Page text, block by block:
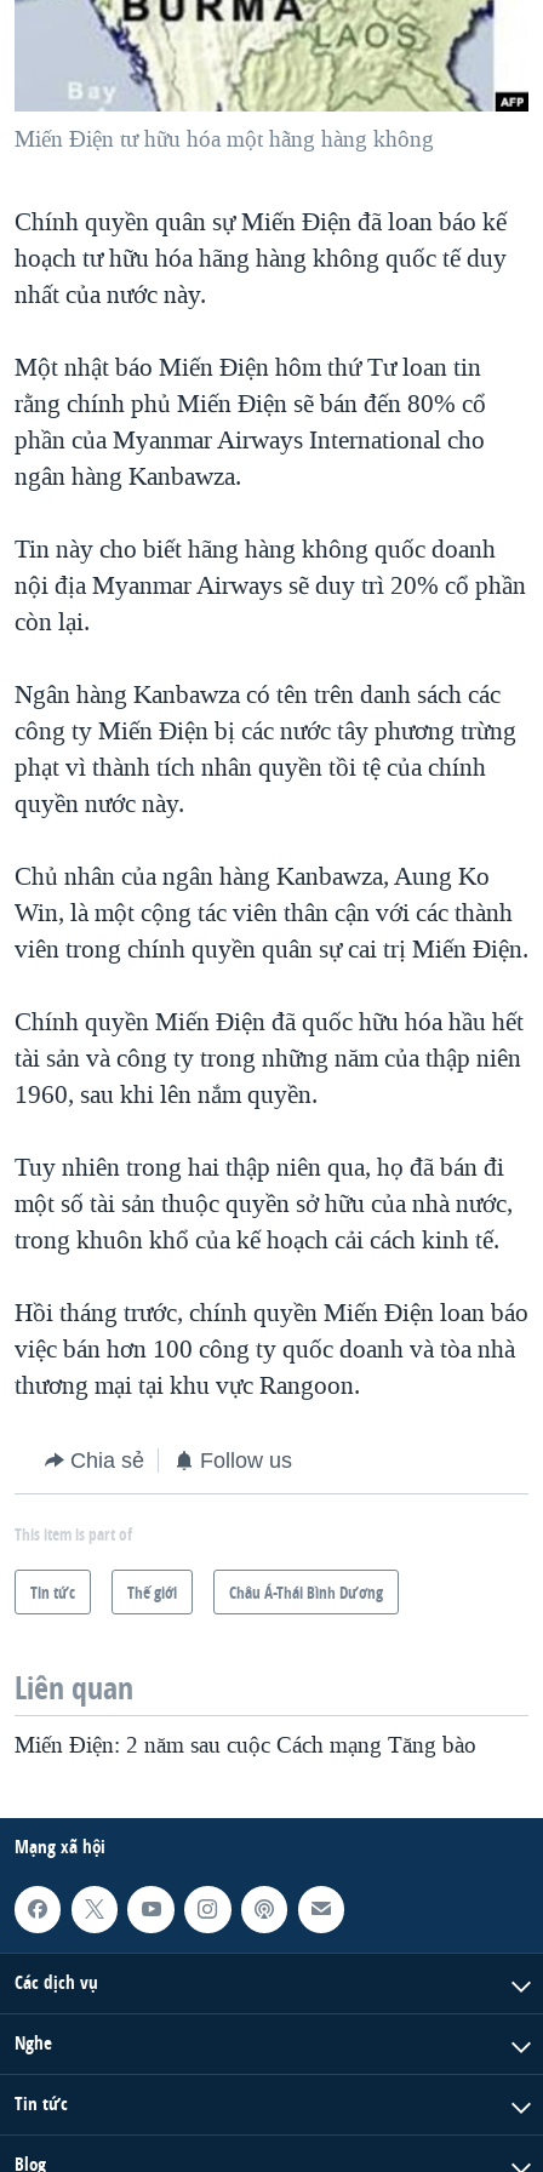
NGƯỜI VIỆT HẢI NGOẠI
ĐỜI SỐNG
KINH TẾ
KHOA HỌC
THỂ THAO
HÀNH TRÌNH BẦU CỬ 2024
MỘT NĂM CHIẾN TRANH TẠI DẢI GAZA
GIẢI MÃ VÀNH ĐAI & CON ĐƯỜNG
TRỊNH VĨNH BÌNH - NGƯỜI HẠ 'BÊN THẮNG CUỘC'
GROUND ZERO – XƯA VÀ NAY
CHI PHÍ CHIẾN TRANH AFGHANISTAN
CÁC GIÁ TRỊ CỘNG HÒA Ở VIỆT NAM
THƯỢNG ĐỈNH TRUMP-KIM TẠI VIỆT NAM
TRỊNH VĨNH BÌNH VS. CHÍNH PHỦ VIỆT NAM
NGƯ DÂN VIỆT VÀ LÀN SÓNG TRỘM HẢI SÂM
QUAN HỆ VIỆT MỸ
MẠNG XÃ HỘI
Ngôn ngữ khác
Miến Điện tư hữu hóa một hãng hàng không
Chính quyền quân sự Miến Điện đã loan báo kế
hoạch tư hữu hóa hãng hàng không quốc tế duy
nhất của nước này.
Một nhật báo Miến Điện hôm thứ Tư loan tin
rằng chính phủ Miến Điện sẽ bán đến 80% cổ
phần của Myanmar Airways International cho
ngân hàng Kanbawza.
Tin này cho biết hãng hàng không quốc doanh
nội địa Myanmar Airways sẽ duy trì 20% cổ phần
còn lại.
Ngân hàng Kanbawza có tên trên danh sách các
công ty Miến Điện bị các nước tây phương trừng
phạt vì thành tích nhân quyền tồi tệ của chính
quyền nước này.
Chủ nhân của ngân hàng Kanbawza, Aung Ko
Win, là một cộng tác viên thân cận với các thành
viên trong chính quyền quân sự cai trị Miến Điện.
Chính quyền Miến Điện đã quốc hữu hóa hầu hết
tài sản và công ty trong những năm của thập niên
1960, sau khi lên nắm quyền.
Tuy nhiên trong hai thập niên qua, họ đã bán đi
một số tài sản thuộc quyền sở hữu của nhà nước,
trong khuôn khổ của kế hoạch cải cách kinh tế.
Hồi tháng trước, chính quyền Miến Điện loan báo
việc bán hơn 100 công ty quốc doanh và tòa nhà
thương mại tại khu vực Rangoon.
Chia sẻ Follow us
This item is part of
Tin tức Thế giới Châu Á-Thái Bình Dương
Liên quan
Miến Điện: 2 năm sau cuộc Cách mạng Tăng bào
Mạng xã hội
Các dịch vụ
Nghe
Tin tức
Blog